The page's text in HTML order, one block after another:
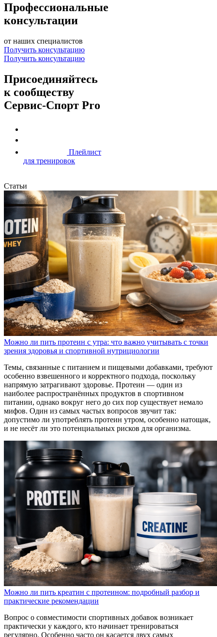
Профессиональные
консультации
от наших специалистов
Получить консультацию
Получить консультацию
Присоединяйтесь
к сообществу
Сервис-Спорт Pro
Плейлист
для тренировок
Статьи
Можно ли пить протеин с утра: что важно учитывать с точки
зрения здоровья и спортивной нутрициологии
Темы, связанные с питанием и пищевыми добавками, требуют
особенно взвешенного и корректного подхода, поскольку
напрямую затрагивают здоровье. Протеин — один из
наиболее распространённых продуктов в спортивном
питании, однако вокруг него до сих пор существует немало
мифов. Один из самых частых вопросов звучит так:
допустимо ли употреблять протеин утром, особенно натощак,
и не несёт ли это потенциальных рисков для организма.
Можно ли пить креатин с протеином: подробный разбор и
практические рекомендации
Вопрос о совместимости спортивных добавок возникает
практически у каждого, кто начинает тренироваться
регулярно. Особенно часто он касается двух самых